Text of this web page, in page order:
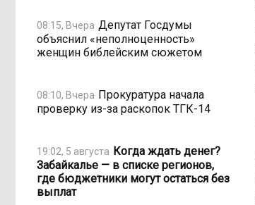
08:15, Вчера Депутат Госдумы
объяснил «неполноценность»
женщин библейским сюжетом
08:10, Вчера Прокуратура начала
проверку из-за раскопок ТГК-14
19:02, 5 августа Когда ждать денег?
Забайкалье — в списке регионов,
где бюджетники могут остаться без
выплат